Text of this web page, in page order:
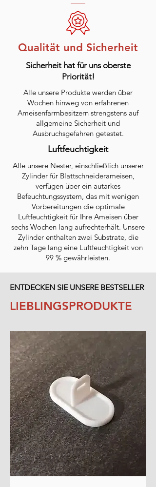
Qualität und Sicherheit
Sicherheit hat für uns oberste
Priorität!
Alle unsere Produkte werden über
Wochen hinweg von erfahrenen
Ameisenfarmbesitzern strengstens auf
allgemeine Sicherheit und
Ausbruchsgefahren getestet.
Luftfeuchtigkeit
Alle unsere Nester, einschließlich unserer
Zylinder für Blattschneiderameisen,
verfügen über ein autarkes
Befeuchtungssystem, das mit wenigen
Vorbereitungen die optimale
Luftfeuchtigkeit für Ihre Ameisen über
sechs Wochen lang aufrechterhält. Unsere
Zylinder enthalten zwei Substrate, die
zehn Tage lang eine Luftfeuchtigkeit von
99 % gewährleisten.
ENTDECKEN SIE UNSERE BESTSELLER
LIEBLINGSPRODUKTE